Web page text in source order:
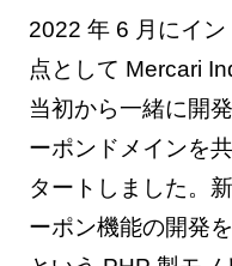
2022 年 6 月にイ
点として Mercari
当初から一緒に開
ーポンドメインを
タートしました。
ーポン機能の開発